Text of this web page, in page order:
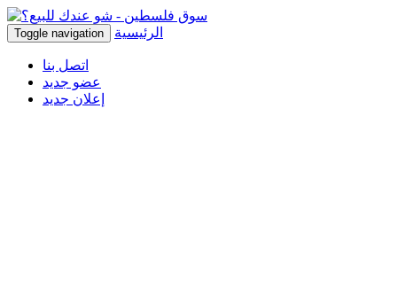
Toggle navigation الرئيسية
اتصل بنا
عضو جديد
إعلان جديد